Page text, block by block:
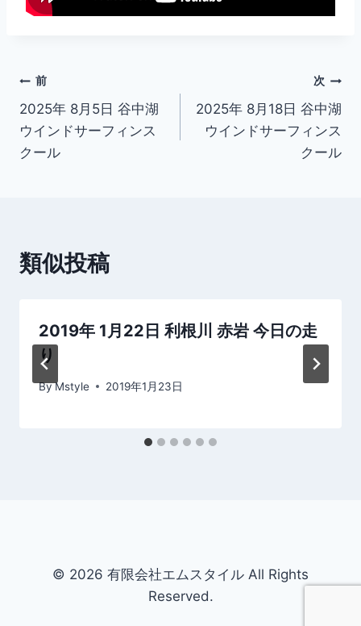
投
稿
ナ
ー
ョ
ン
前
2025年 8月5日 谷中湖
ウインドサーフィンス
クール
次
2025年 8月18日 谷中湖
ウインドサーフィンス
クール
類似投稿
2019年 1月22日 利根川 赤岩 今日の走
り
ByMstyle 2019年1月23日
© 2026 有限会社エムスタイル All Rights
Reserved.